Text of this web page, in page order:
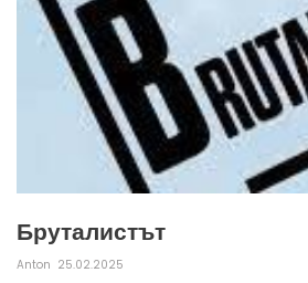
Бруталистът
Anton 25.02.2025